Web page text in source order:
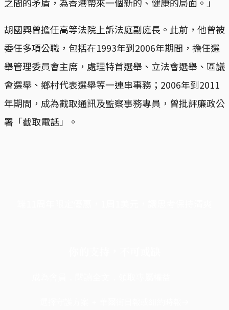
胡國興曾擔任高等法院上訴法庭副庭長。此前，他曾被
委任多項公職，包括在1993年到2006年期間，擔任選
舉管理委員會主席，處理特首選舉、立法會選舉、區議
會選舉、鄉村代表選舉等一連串事務；2006年到2011
年期間，成為截取通訊及監察事務專員，曾批評廉政公
署「截取電話」。